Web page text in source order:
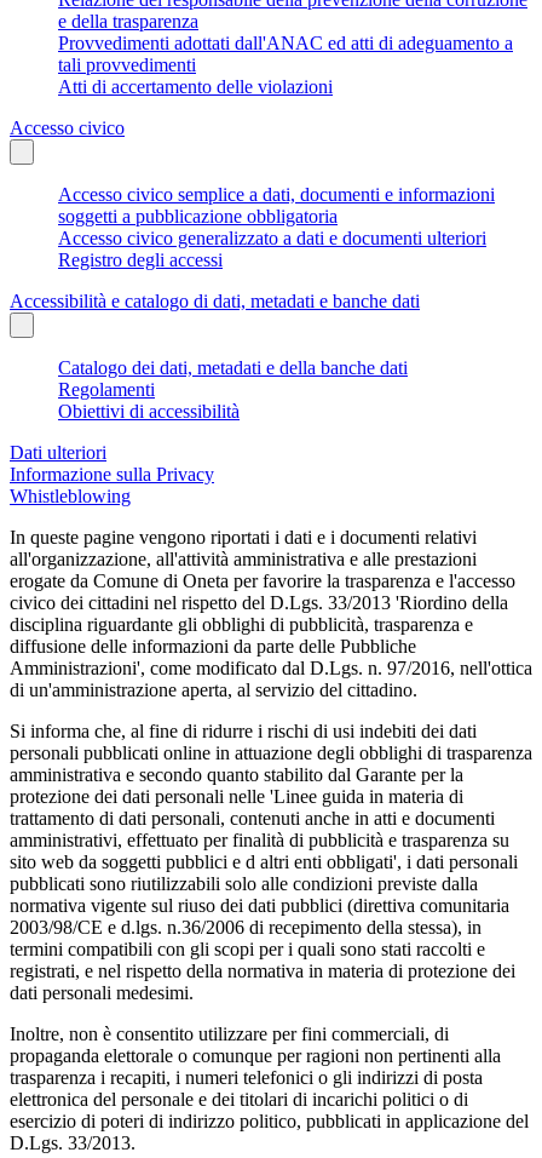
e della trasparenza
Provvedimenti adottati dall'ANAC ed atti di adeguamento a
tali provvedimenti
Atti di accertamento delle violazioni
Accesso civico
Accesso civico semplice a dati, documenti e informazioni
soggetti a pubblicazione obbligatoria
Accesso civico generalizzato a dati e documenti ulteriori
Registro degli accessi
Accessibilità e catalogo di dati, metadati e banche dati
Catalogo dei dati, metadati e della banche dati
Regolamenti
Obiettivi di accessibilità
Dati ulteriori
Informazione sulla Privacy
Whistleblowing
In queste pagine vengono riportati i dati e i documenti relativi
all'organizzazione, all'attività amministrativa e alle prestazioni
erogate da Comune di Oneta per favorire la trasparenza e l'accesso
civico dei cittadini nel rispetto del D.Lgs. 33/2013 'Riordino della
disciplina riguardante gli obblighi di pubblicità, trasparenza e
diffusione delle informazioni da parte delle Pubbliche
Amministrazioni', come modificato dal D.Lgs. n. 97/2016, nell'ottica
di un'amministrazione aperta, al servizio del cittadino.
Si informa che, al fine di ridurre i rischi di usi indebiti dei dati
personali pubblicati online in attuazione degli obblighi di trasparenza
amministrativa e secondo quanto stabilito dal Garante per la
protezione dei dati personali nelle 'Linee guida in materia di
trattamento di dati personali, contenuti anche in atti e documenti
amministrativi, effettuato per finalità di pubblicità e trasparenza su
sito web da soggetti pubblici e d altri enti obbligati', i dati personali
pubblicati sono riutilizzabili solo alle condizioni previste dalla
normativa vigente sul riuso dei dati pubblici (direttiva comunitaria
2003/98/CE e d.lgs. n.36/2006 di recepimento della stessa), in
termini compatibili con gli scopi per i quali sono stati raccolti e
registrati, e nel rispetto della normativa in materia di protezione dei
dati personali medesimi.
Inoltre, non è consentito utilizzare per fini commerciali, di
propaganda elettorale o comunque per ragioni non pertinenti alla
trasparenza i recapiti, i numeri telefonici o gli indirizzi di posta
elettronica del personale e dei titolari di incarichi politici o di
esercizio di poteri di indirizzo politico, pubblicati in applicazione del
D.Lgs. 33/2013.